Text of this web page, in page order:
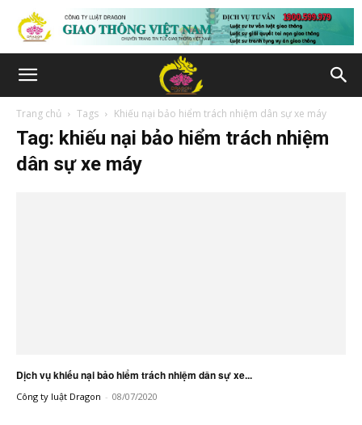
Trang chủ Tags Khiếu nại bảo hiểm trách nhiệm dân sự xe máy
Tag: khiếu nại bảo hiểm trách nhiệm
dân sự xe máy
Dịch vụ khiếu nại bảo hiểm trách nhiệm dân sự xe...
Công ty luật Dragon - 08/07/2020